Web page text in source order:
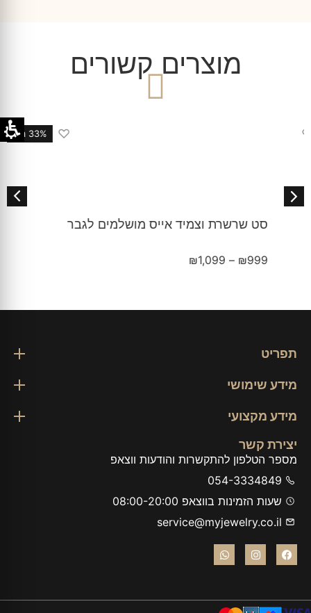
מוצרים קשורים
33% הנחה
סט שרשרת וצמיד אייס מושלמים לגבר
₪
–
₪1,099
תפריט
מידע שימושי
מידע מקצועי
יצירת קשר
מספר הטלפון להתקשרות והודעות ווצאפ
054-3334849
שעות הזמינות בווצאפ 08:00-20:00
service@myjewelry.co.il